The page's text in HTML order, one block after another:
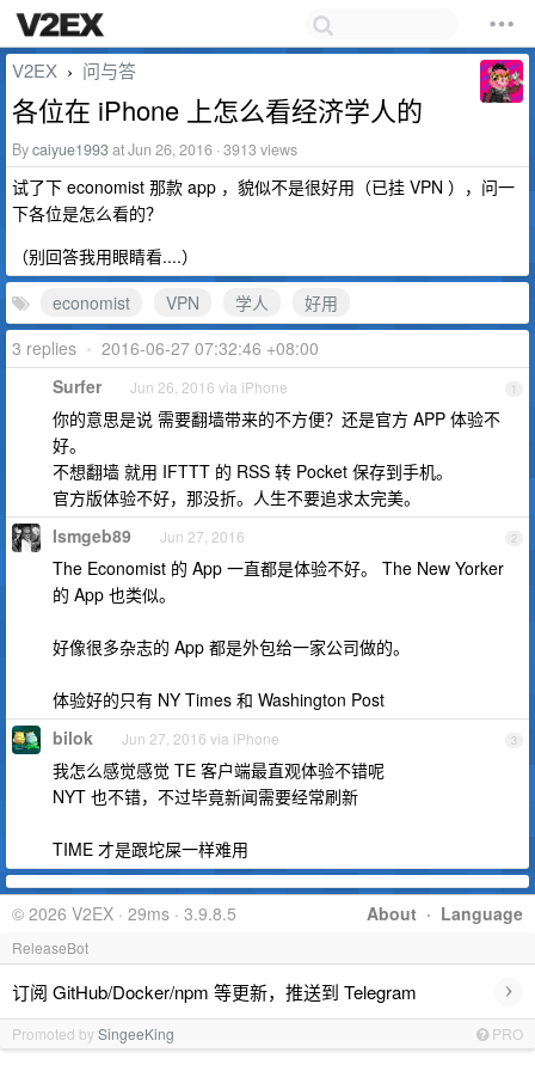
V2EX › 问与答
各位在 iPhone 上怎么看经济学人的
Bycaiyue1993at Jun 26, 2016 · 3913 views
试了下 economist 那款 app ，貌似不是很好用（已挂 VPN ），问一
下各位是怎么看的？
（别回答我用眼睛看....）
economist
VPN 学人
好用
3 replies • 2016-06-27 07:32:46 +08:00
1
Surfer Jun 26, 2016 via iPhone
你的意思是说 需要翻墙带来的不方便？还是官方 APP 体验不
好。
不想翻墙 就用 IFTTT 的 RSS 转 Pocket 保存到手机。
官方版体验不好，那没折。人生不要追求太完美。
2
lsmgeb89 Jun 27, 2016
The Economist 的 App 一直都是体验不好。 The New Yorker
的 App 也类似。
好像很多杂志的 App 都是外包给一家公司做的。
体验好的只有 NY Times 和 Washington Post
3
bilok Jun 27, 2016 via iPhone
我怎么感觉感觉 TE 客户端最直观体验不错呢
NYT 也不错，不过毕竟新闻需要经常刷新
TIME 才是跟坨屎一样难用
About · Language
© 2026 V2EX · 29ms · 3.9.8.5
ReleaseBot
订阅 GitHub/Docker/npm 等更新，推送到 Telegram ›
Promoted bySingeeKing PRO